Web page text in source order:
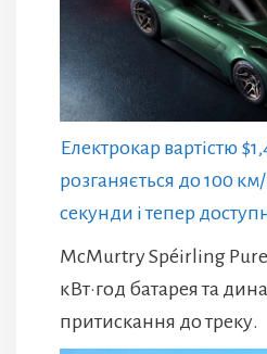
Електрокар вартістю
розганяється до 100 км/
секунди і тепер
McMurtry Spéirling
кВт·год батарея та
притискання до треку.